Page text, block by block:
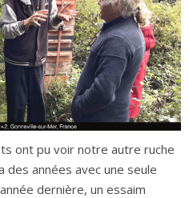
ont pu voir notre autre ruche
des années avec une seule
dernière, un essaim